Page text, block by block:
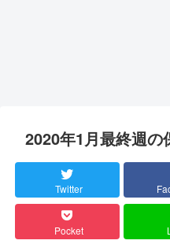
2020年1月最終週
Twitter
Pocket